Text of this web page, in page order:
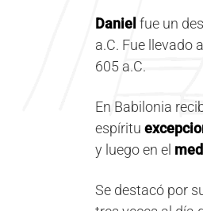
Daniel fue un
a.C. Fue llevado
605 a.C.
En Babilonia
espíritu
y luego en el
Se destacó por